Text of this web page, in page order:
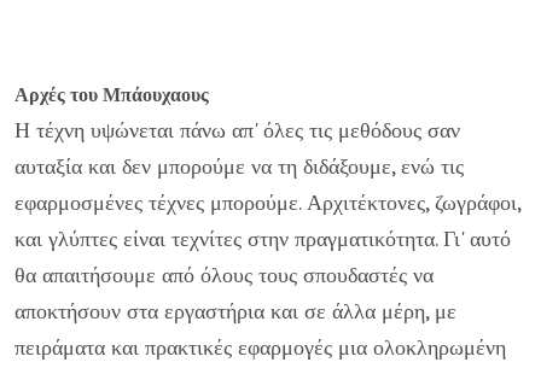
Αρχές του Μπάουχαους
Η τέχνη υψώνεται πάνω απ' όλες τις μεθόδους σαν
αυταξία και δεν μπορούμε να τη διδάξουμε, ενώ τις
εφαρμοσμένες τέχνες μπορούμε. Αρχιτέκτονες, ζωγράφοι,
και γλύπτες είναι τεχνίτες στην πραγματικότητα. Γι' αυτό
θα απαιτήσουμε από όλους τους σπουδαστές να
αποκτήσουν στα εργαστήρια και σε άλλα μέρη, με
πειράματα και πρακτικές εφαρμογές μια ολοκληρωμένη